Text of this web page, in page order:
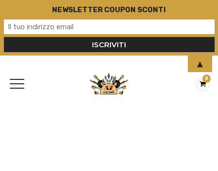
0
NEWSLETTER COUPON SCONTI
▲